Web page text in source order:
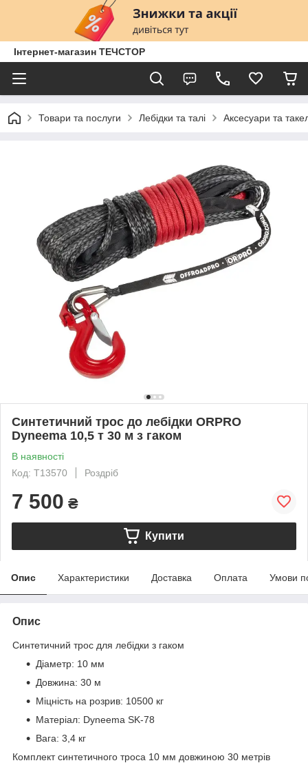
Інтернет-магазин ТЕЧСТОР
Товари та послуги Лебідки та талі Аксесуари та
Синтетичний трос до лебідки ORPRO
Dyneema 10,5 т 30 м з гаком
В наявності
Код: T13570
Роздріб
7 500 ₴
Купити
Опис Характеристики Доставка Оплата Умови
Опис
Синтетичний трос для лебідки з гаком
Діаметр: 10 мм
Довжина: 30 м
Міцність на розрив: 10500 кг
Матеріал: Dyneema SK-78
Вага: 3,4 кг
Комплект синтетичного троса 10 мм довжиною 30 метрів